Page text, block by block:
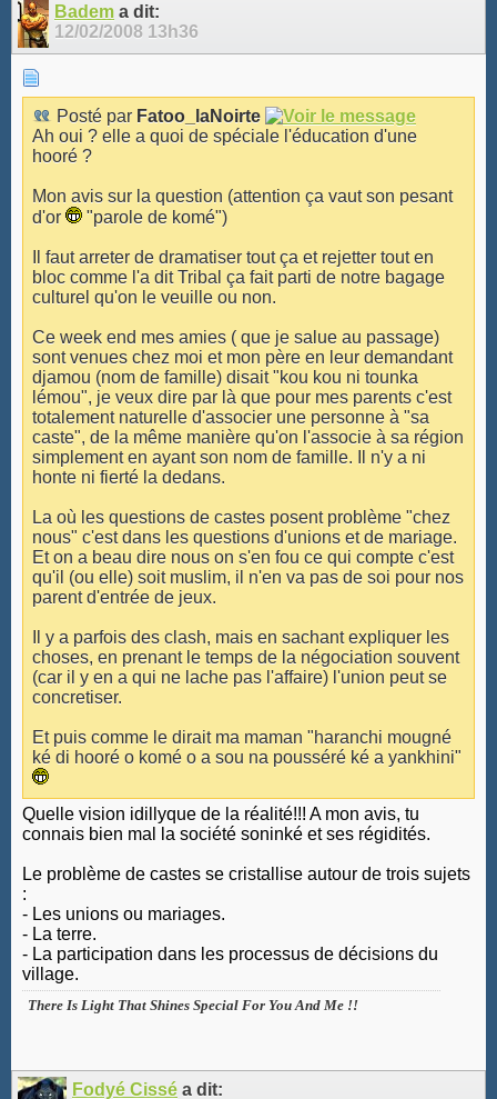
Badem a dit:
12/02/2008 13h36
Posté par Fatoo_laNoirte
Ah oui ? elle a quoi de spéciale l'éducation d'une
hooré ?
Mon avis sur la question (attention ça vaut son pesant
d'or
"parole de komé")
Il faut arreter de dramatiser tout ça et rejetter tout en
bloc comme l'a dit Tribal ça fait parti de notre bagage
culturel qu'on le veuille ou non.
Ce week end mes amies ( que je salue au passage)
sont venues chez moi et mon père en leur demandant
djamou (nom de famille) disait "kou kou ni tounka
lémou", je veux dire par là que pour mes parents c'est
totalement naturelle d'associer une personne à "sa
caste", de la même manière qu'on l'associe à sa région
simplement en ayant son nom de famille. Il n'y a ni
honte ni fierté la dedans.
La où les questions de castes posent problème "chez
nous" c'est dans les questions d'unions et de mariage.
Et on a beau dire nous on s'en fou ce qui compte c'est
qu'il (ou elle) soit muslim, il n'en va pas de soi pour nos
parent d'entrée de jeux.
Il y a parfois des clash, mais en sachant expliquer les
choses, en prenant le temps de la négociation souvent
(car il y en a qui ne lache pas l'affaire) l'union peut se
concretiser.
Et puis comme le dirait ma maman "haranchi mougné
ké di hooré o komé o a sou na pousséré ké a yankhini"
Quelle vision idillyque de la réalité!!! A mon avis, tu
connais bien mal la société soninké et ses régidités.
Le problème de castes se cristallise autour de trois sujets
:
- Les unions ou mariages.
- La terre.
- La participation dans les processus de décisions du
village.
There Is Light That Shines Special For You And Me !!
Fodyé Cissé a dit: